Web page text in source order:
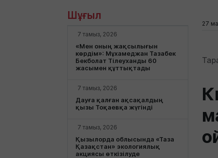
Шұғыл
7 тамыз, 2026
«Мен оның жақсылығын
көрдім»: Мұхамеджан Тазабек
Бекболат Тілеуханды 60
жасымен құттықтады
7 тамыз, 2026
Дауға қалған ақсақалдың
қызы Тоқаевқа жүгінді
7 тамыз, 2026
Қызылорда облысында «Таза
Қазақстан» экологиялық
акциясы өткізілуде
27